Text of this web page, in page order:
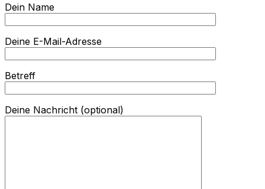
Dein Name
Deine E-Mail-Adresse
Betreff
Deine Nachricht (optional)